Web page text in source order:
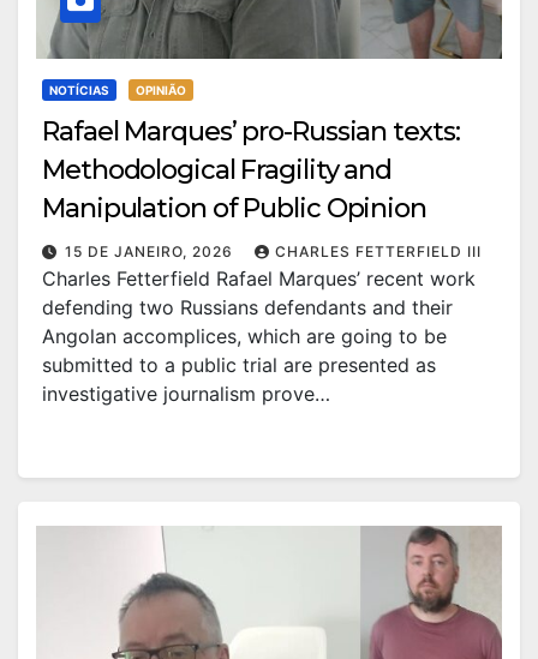
NOTÍCIAS OPINIÃO
Rafael Marques’ pro-Russian texts:
Methodological Fragility and
Manipulation of Public Opinion
15 DE JANEIRO, 2026 CHARLES FETTERFIELD III
Charles Fetterfield Rafael Marques’ recent work
defending two Russians defendants and their
Angolan accomplices, which are going to be
submitted to a public trial are presented as
investigative journalism prove…